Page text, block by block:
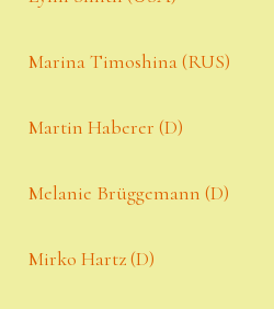
Marina Timoshina (RUS)
Martin Haberer (D)
Melanie Brüggemann (D)
Mirko Hartz (D)